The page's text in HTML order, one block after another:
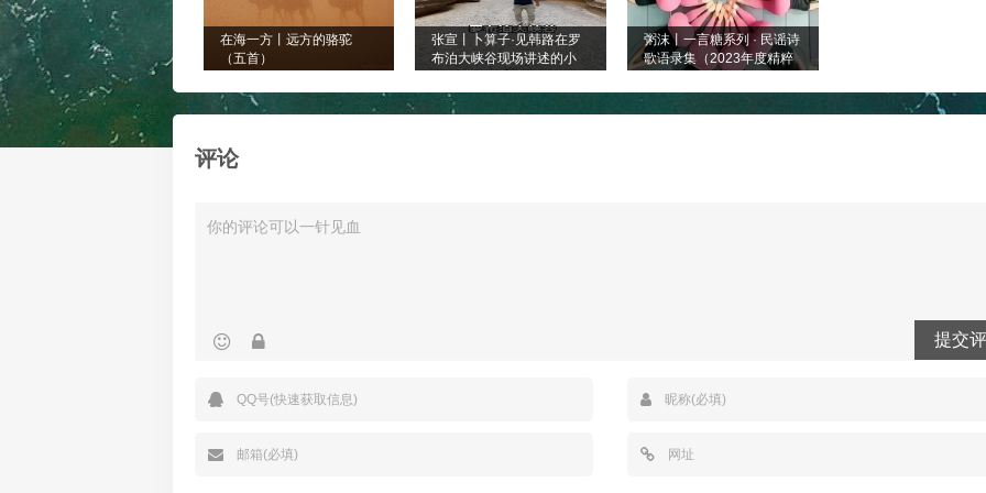
在海一方丨远方的骆驼
（五首）
张宣丨卜算子·见韩路在罗
布泊大峡谷现场讲述的小
粥沫丨一言糖系列 · 民谣诗
歌语录集（2023年度精粹
评论
提交